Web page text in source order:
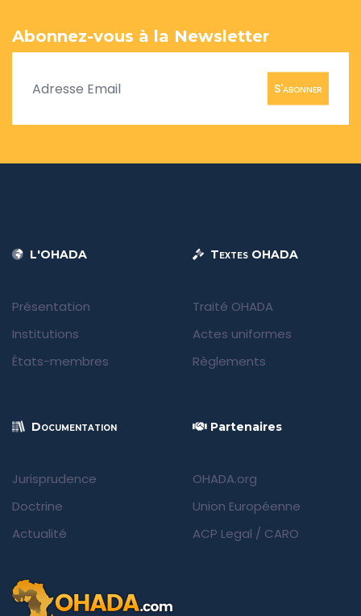
Abonnez-vous à la Newsletter
S'abonner
L'OHADA
Présentation
Institutions
États-membres
Textes OHADA
Traité OHADA
Actes uniformes
Règlements
Documentation
Jurisprudence
Doctrine
Actualité
Partenaires
OHADA.org
Union Européenne
ACP Legal / CARO